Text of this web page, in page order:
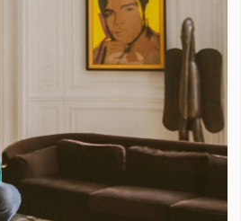
ползване
За нас
Реклама